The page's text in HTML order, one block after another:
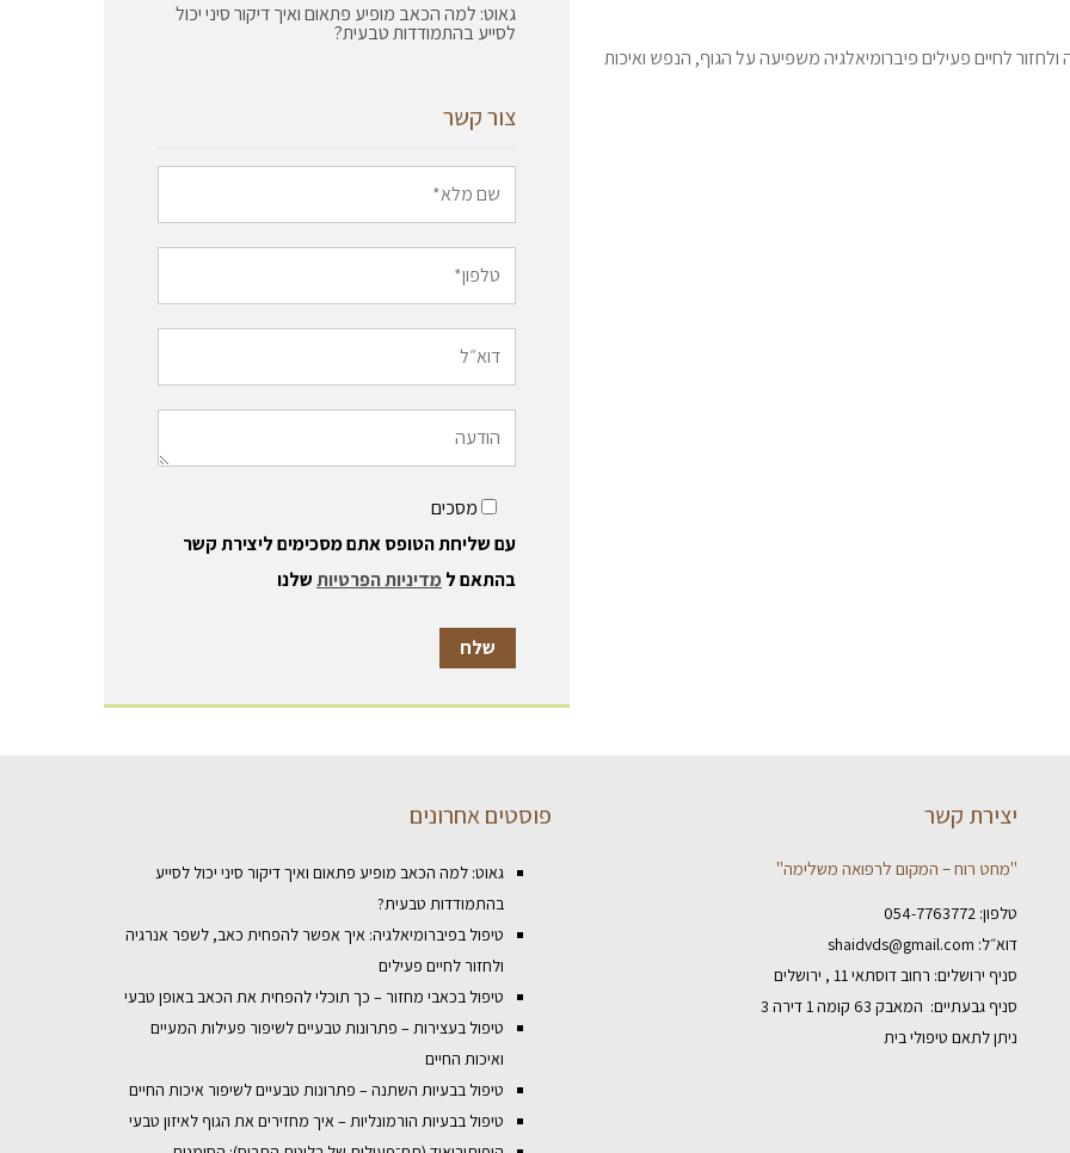
לחיים פעילים פיברומיאלגיה משפיעה על הגוף, הנפש ואיכות
גאוט: למה הכאב מופיע פתאום ואיך דיקור סיני יכול
לסייע בהתמודדות טבעית?
צור קשר
מסכים
עם שליחת הטופס אתם מסכימים ליצירת קשר
בהתאם ל מדיניות הפרטיותשלנו
יצירת קשר
"מחט רוח – המקום לרפואה משלימה"
טלפון: 054-7763772
דוא״ל: shaidvds@gmail.com
סניף ירושלים: רחוב דוסתאי 11 , ירושלים
סניף גבעתיים: המאבק 63 קומה 1 דירה 3
ניתן לתאם טיפולי בית
פוסטים אחרונים
גאוט: למה הכאב מופיע פתאום ואיך דיקור סיני יכול לסייע
בהתמודדות טבעית?
טיפול בפיברומיאלגיה: איך אפשר להפחית כאב, לשפר אנרגיה
ולחזור לחיים פעילים
טיפול בכאבי מחזור – כך תוכלי להפחית את הכאב באופן טבעי
טיפול בעצירות – פתרונות טבעיים לשיפור פעילות המעיים
ואיכות החיים
טיפול בבעיות השתנה – פתרונות טבעיים לשיפור איכות החיים
טיפול בבעיות הורמונליות – איך מחזירים את הגוף לאיזון טבעי